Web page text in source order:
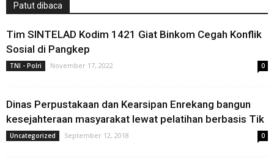
Patut dibaca
Tim SINTELAD Kodim 1421 Giat Binkom Cegah Konflik
Sosial di Pangkep
TNI - Polri November 17, 2022 0
Dinas Perpustakaan dan Kearsipan Enrekang bangun
kesejahteraan masyarakat lewat pelatihan berbasis Tik
Uncategorized September 12, 2018 0